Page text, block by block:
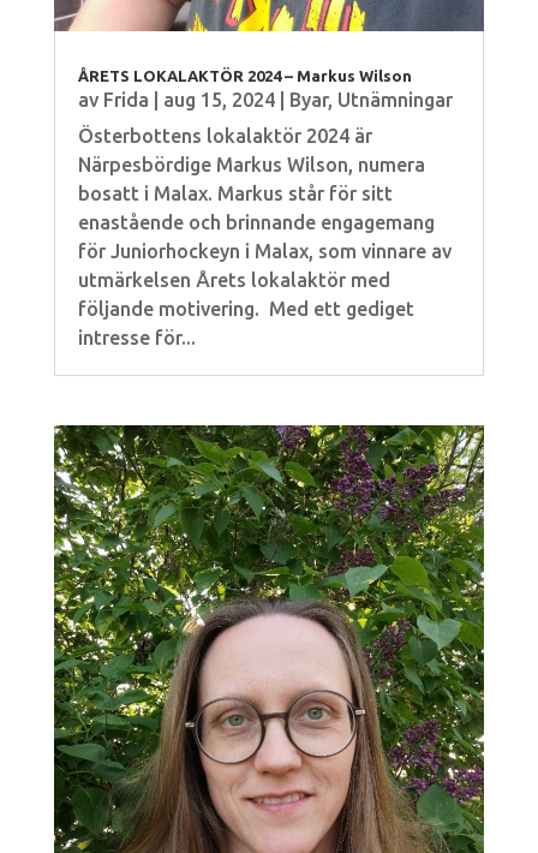
ÅRETS LOKALAKTÖR 2024 – Markus Wilson
av Frida aug 15, 2024| Byar, Utnämningar
Österbottens lokalaktör 2024 är
Närpesbördige Markus Wilson, numera
bosatt i Malax. Markus står för sitt
enastående och brinnande engagemang
för Juniorhockeyn i Malax, som vinnare av
utmärkelsen Årets lokalaktör med
följande motivering. Med ett gediget
intresse för...